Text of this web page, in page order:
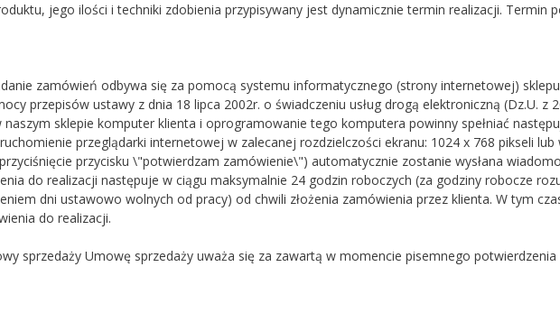
jego ilości i techniki zdobienia przypisywany jest dynamicznie termin realizacji. Termin
zamówień odbywa się za pomocą systemu informatycznego (strony internetowej)
przepisów ustawy z dnia 18 lipca 2002r. o świadczeniu usług drogą elektroniczną (Dz.U.
sklepie komputer klienta i oprogramowanie tego komputera powinny spełniać
przeglądarki internetowej w zalecanej rozdzielczości ekranu: 1024 x 768 pikseli
przycisku \"potwierdzam zamówienie\") automatycznie zostanie wysłana
do realizacji następuje w ciągu maksymalnie 24 godzin roboczych (za godziny robocze
dni ustawowo wolnych od pracy) od chwili złożenia zamówienia przez klienta. W tym
do realizacji.
sprzedaży Umowę sprzedaży uważa się za zawartą w momencie pisemnego